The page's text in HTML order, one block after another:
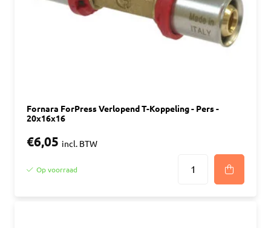
Fornara ForPress Verlopend T-Koppeling - Pers -
20x16x16
€6,05 incl. BTW
Op voorraad